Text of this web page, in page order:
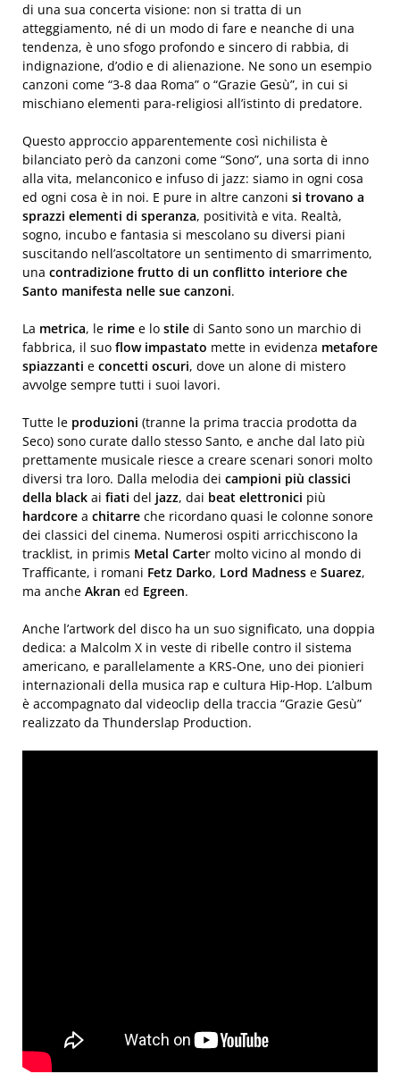
di una sua concerta visione: non si tratta di un
atteggiamento, né di un modo di fare e neanche di una
tendenza, è uno sfogo profondo e sincero di rabbia, di
indignazione, d’odio e di alienazione. Ne sono un esempio
canzoni come “3-8 daa Roma” o “Grazie Gesù”, in cui si
mischiano elementi para-religiosi all’istinto di predatore.
Questo approccio apparentemente così nichilista è
bilanciato però da canzoni come “Sono”, una sorta di inno
alla vita, melanconico e infuso di jazz: siamo in ogni cosa
ed ogni cosa è in noi. E pure in altre canzoni si trovano a
sprazzi elementi di speranza, positività e vita. Realtà,
sogno, incubo e fantasia si mescolano su diversi piani
suscitando nell’ascoltatore un sentimento di smarrimento,
una contradizione frutto di un conflitto interiore che
Santo manifesta nelle sue canzoni.
La metrica, le rime e lo stile di Santo sono un marchio di
fabbrica, il suo flow impastato mette in evidenza metafore
spiazzanti e concetti oscuri, dove un alone di mistero
avvolge sempre tutti i suoi lavori.
Tutte le produzioni (tranne la prima traccia prodotta da
Seco) sono curate dallo stesso Santo, e anche dal lato più
prettamente musicale riesce a creare scenari sonori molto
diversi tra loro. Dalla melodia dei campioni più classici
della black ai fiati del jazz, dai beat elettronici più
hardcore a chitarre che ricordano quasi le colonne sonore
dei classici del cinema. Numerosi ospiti arricchiscono la
tracklist, in primis Metal Carter molto vicino al mondo di
Trafficante, i romani Fetz Darko, Lord Madness e Suarez,
ma anche Akran ed Egreen.
Anche l’artwork del disco ha un suo significato, una doppia
dedica: a Malcolm X in veste di ribelle contro il sistema
americano, e parallelamente a KRS-One, uno dei pionieri
internazionali della musica rap e cultura Hip-Hop. L’album
è accompagnato dal videoclip della traccia “Grazie Gesù”
realizzato da Thunderslap Production.